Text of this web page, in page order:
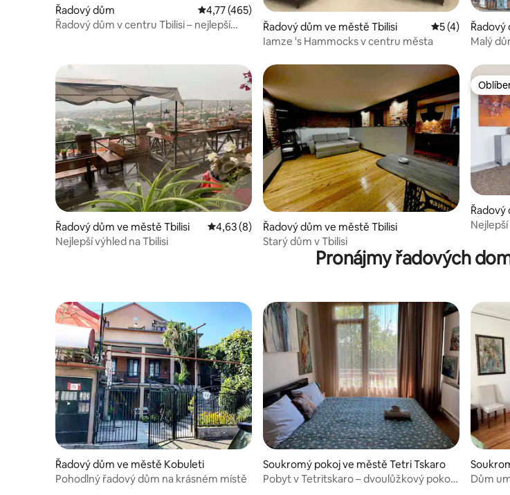
Řadový dům Průměrné hodnocení 4,77 z 5, 465 hodnocení
4,77 (465)
Řadový dům v centru Tbilisi – nejlepší
Řadový dům ve městě Tbilisi Průměrné
5 (4)
Iamze 's Hammocks v centru města
Řadový
Malý
Řadový dům ve městě Tbilisi Průměrné hodnocení 4,63 z 5, 8 hodnocení
4,63 (8)
Nejlepší výhled na Tbilisi
Řadový dům ve městě Tbilisi
Starý dům v Tbilisi
Řadový
Pronájmy řadových
Řadový dům ve městě Kobuleti
Pohodlný řadový dům na krásném místě
Soukromý pokoj ve městě Tetri Tskaro
Pobyt v Tetritskaro – dvoulůžkový pokoj
Dům